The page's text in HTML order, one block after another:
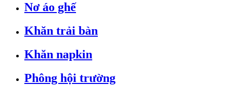
Nơ áo ghế
Khăn trải bàn
Khăn napkin
Phông hội trường